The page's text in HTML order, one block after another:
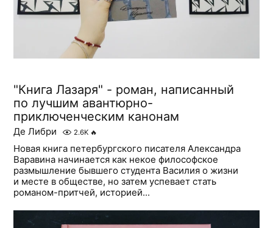
"Книга Лазаря" - роман, написанный
по лучшим авантюрно-
приключенческим канонам
Де Либри 2.6K 🔥
Новая книга петербургского писателя Александра
Варавина начинается как некое философское
размышление бывшего студента Василия о жизни
и месте в обществе, но затем успевает стать
романом-притчей, историей...